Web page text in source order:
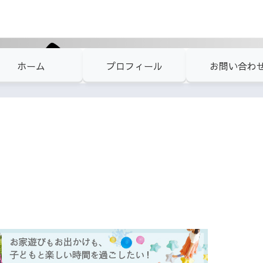
ホーム プロフィール お問い合わ